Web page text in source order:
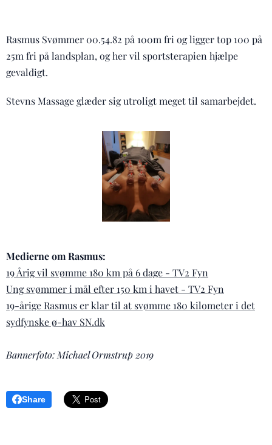
Rasmus Svømmer 00.54.82 på 100m fri og ligger top 100 på
25m fri på landsplan, og her vil sportsterapien hjælpe
gevaldigt.
Stevns Massage glæder sig utroligt meget til samarbejdet.
Medierne om Rasmus:
19 Årig vil svømme 180 km på 6 dage - TV2 Fyn
Ung svømmer i mål efter 150 km i havet - TV2 Fyn
19-årige Rasmus er klar til at svømme 180 kilometer i det
sydfynske ø-hav SN.dk
Bannerfoto: Michael Ormstrup 2019
Share